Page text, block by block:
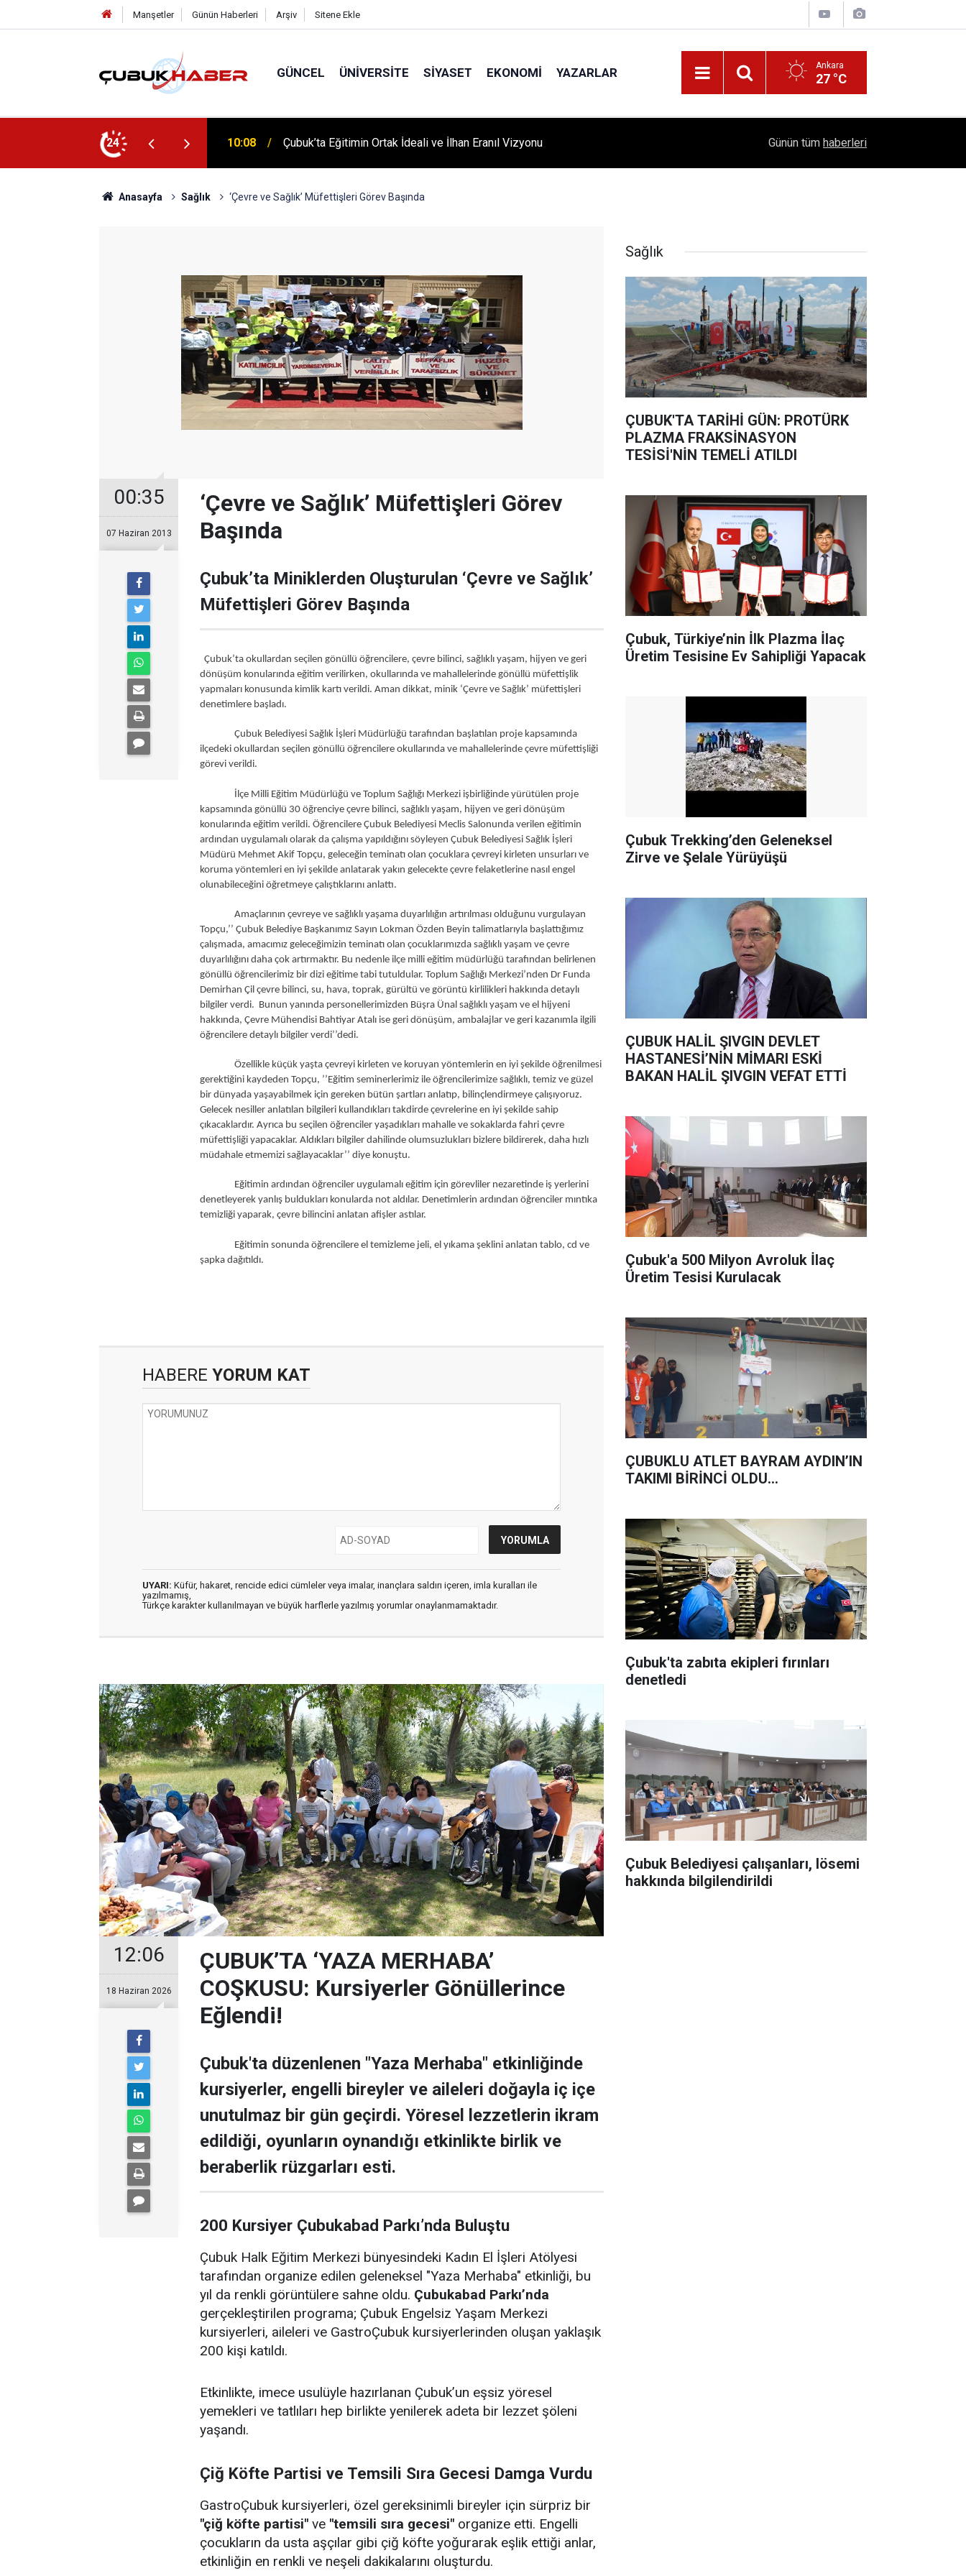
Manşetler Günün Haberleri Arşiv Sitene Ekle
GÜNCEL ÜNIVERSITE SIYASET EKONOMI YAZARLAR Ankara
27 °C
24 12:06 ÇUBUK’TA ‘YAZA MERHABA’ COŞKUSU: Kursiyerler Gönüllerince Eğlendi! 1504 Kep, Tek Bir Hedef: Bilim Kenti Çubuk
Günün tüm haberleri
Anasayfa Sağlık ‘Çevre ve Sağlık’ Müfettişleri Görev Başında
00:35
07 Haziran 2013
‘Çevre ve Sağlık’ Müfettişleri Görev
Başında
Çubuk’ta Miniklerden Oluşturulan ‘Çevre ve Sağlık’
Müfettişleri Görev Başında
Çubuk’ta okullardan seçilen gönüllü öğrencilere, çevre bilinci, sağlıklı yaşam, hijyen ve geri
dönüşüm konularında eğitim verilirken, okullarında ve mahallelerinde gönüllü müfettişlik
yapmaları konusunda kimlik kartı verildi. Aman dikkat, minik ‘Çevre ve Sağlık’ müfettişleri
denetimlere başladı.
Çubuk Belediyesi Sağlık İşleri Müdürlüğü tarafından başlatılan proje kapsamında
ilçedeki okullardan seçilen gönüllü öğrencilere okullarında ve mahallelerinde çevre müfettişliği
görevi verildi.
İlçe Milli Eğitim Müdürlüğü ve Toplum Sağlığı Merkezi işbirliğinde yürütülen proje
kapsamında gönüllü 30 öğrenciye çevre bilinci, sağlıklı yaşam, hijyen ve geri dönüşüm
konularında eğitim verildi. Öğrencilere Çubuk Belediyesi Meclis Salonunda verilen eğitimin
ardından uygulamalı olarak da çalışma yapıldığını söyleyen Çubuk Belediyesi Sağlık İşleri
Müdürü Mehmet Akif Topçu, geleceğin teminatı olan çocuklara çevreyi kirleten unsurları ve
koruma yöntemleri en iyi şekilde anlatarak yakın gelecekte çevre felaketlerine nasıl engel
olunabileceğini öğretmeye çalıştıklarını anlattı.
Amaçlarının çevreye ve sağlıklı yaşama duyarlılığın artırılması olduğunu vurgulayan
Topçu,’’ Çubuk Belediye Başkanımız Sayın Lokman Özden Beyin talimatlarıyla başlattığımız
çalışmada, amacımız geleceğimizin teminatı olan çocuklarımızda sağlıklı yaşam ve çevre
duyarlılığını daha çok artırmaktır. Bu nedenle ilçe milli eğitim müdürlüğü tarafından belirlenen
gönüllü öğrencilerimiz bir dizi eğitime tabi tutuldular. Toplum Sağlığı Merkezi’nden Dr Funda
Demirhan Çil çevre bilinci, su, hava, toprak, gürültü ve görüntü kirlilikleri hakkında detaylı
bilgiler verdi. Bunun yanında personellerimizden Büşra Ünal sağlıklı yaşam ve el hijyeni
hakkında, Çevre Mühendisi Bahtiyar Atalı ise geri dönüşüm, ambalajlar ve geri kazanımla ilgili
öğrencilere detaylı bilgiler verdi’’dedi.
Özellikle küçük yaşta çevreyi kirleten ve koruyan yöntemlerin en iyi şekilde öğrenilmesi
gerektiğini kaydeden Topçu, ’’Eğitim seminerlerimiz ile öğrencilerimize sağlıklı, temiz ve güzel
bir dünyada yaşayabilmek için gereken bütün şartları anlatıp, bilinçlendirmeye çalışıyoruz.
Gelecek nesiller anlatılan bilgileri kullandıkları takdirde çevrelerine en iyi şekilde sahip
çıkacaklardır. Ayrıca bu seçilen öğrenciler yaşadıkları mahalle ve sokaklarda fahri çevre
müfettişliği yapacaklar. Aldıkları bilgiler dahilinde olumsuzlukları bizlere bildirerek, daha hızlı
müdahale etmemizi sağlayacaklar’’ diye konuştu.
Eğitimin ardından öğrenciler uygulamalı eğitim için görevliler nezaretinde iş yerlerini
denetleyerek yanlış buldukları konularda not aldılar. Denetimlerin ardından öğrenciler mıntıka
temizliği yaparak, çevre bilincini anlatan afişler astılar.
Eğitimin sonunda öğrencilere el temizleme jeli, el yıkama şeklini anlatan tablo, cd ve
şapka dağıtıldı.
HABERE YORUM KAT
UYARI: Küfür, hakaret, rencide edici cümleler veya imalar, inançlara saldırı içeren, imla kuralları ile
yazılmamış,
Türkçe karakter kullanılmayan ve büyük harflerle yazılmış yorumlar onaylanmamaktadır.
12:06
18 Haziran 2026
ÇUBUK’TA ‘YAZA MERHABA’
COŞKUSU: Kursiyerler Gönüllerince
Eğlendi!
Çubuk'ta düzenlenen "Yaza Merhaba" etkinliğinde
kursiyerler, engelli bireyler ve aileleri doğayla iç içe
unutulmaz bir gün geçirdi. Yöresel lezzetlerin ikram
edildiği, oyunların oynandığı etkinlikte birlik ve
beraberlik rüzgarları esti.
200 Kursiyer Çubukabad Parkı’nda Buluştu
Çubuk Halk Eğitim Merkezi bünyesindeki Kadın El İşleri Atölyesi
tarafından organize edilen geleneksel "Yaza Merhaba" etkinliği, bu
yıl da renkli görüntülere sahne oldu. Çubukabad Parkı’nda
gerçekleştirilen programa; Çubuk Engelsiz Yaşam Merkezi
kursiyerleri, aileleri ve GastroÇubuk kursiyerlerinden oluşan yaklaşık
200 kişi katıldı.
Etkinlikte, imece usulüyle hazırlanan Çubuk’un eşsiz yöresel
yemekleri ve tatlıları hep birlikte yenilerek adeta bir lezzet şöleni
yaşandı.
Çiğ Köfte Partisi ve Temsili Sıra Gecesi Damga Vurdu
GastroÇubuk kursiyerleri, özel gereksinimli bireyler için sürpriz bir
"çiğ köfte partisi" ve "temsili sıra gecesi" organize etti. Engelli
çocukların da usta aşçılar gibi çiğ köfte yoğurarak eşlik ettiği anlar,
etkinliğin en renkli ve neşeli dakikalarını oluşturdu.
Sağlık
ÇUBUK'TA TARİHİ GÜN: PROTÜRK
PLAZMA FRAKSİNASYON
TESİSİ'NİN TEMELİ ATILDI
Çubuk, Türkiye’nin İlk Plazma İlaç
Üretim Tesisine Ev Sahipliği Yapacak
Çubuk Trekking’den Geleneksel
Zirve ve Şelale Yürüyüşü
ÇUBUK HALİL ŞIVGIN DEVLET
HASTANESİ’NİN MİMARI ESKİ
BAKAN HALİL ŞIVGIN VEFAT ETTİ
Çubuk'a 500 Milyon Avroluk İlaç
Üretim Tesisi Kurulacak
ÇUBUKLU ATLET BAYRAM AYDIN’IN
TAKIMI BİRİNCİ OLDU...
Çubuk'ta zabıta ekipleri fırınları
denetledi
Çubuk Belediyesi çalışanları, lösemi
hakkında bilgilendirildi